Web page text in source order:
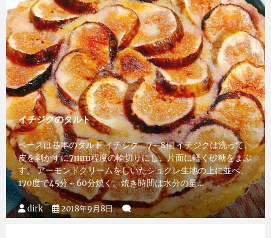
イチジクのタルト
ベースは基本のタルト イチジク 7～8個 イチジクは洗って、
皮を剥かずに7mm程度の輪切りにし、片面に軽く砂糖をまぶ
す。 アーモンドクリームをしいたシュクレ生地の上に並べ、
170度で45分～60分焼く。焼き時間は水分の量…
dirk 2018年9月8日